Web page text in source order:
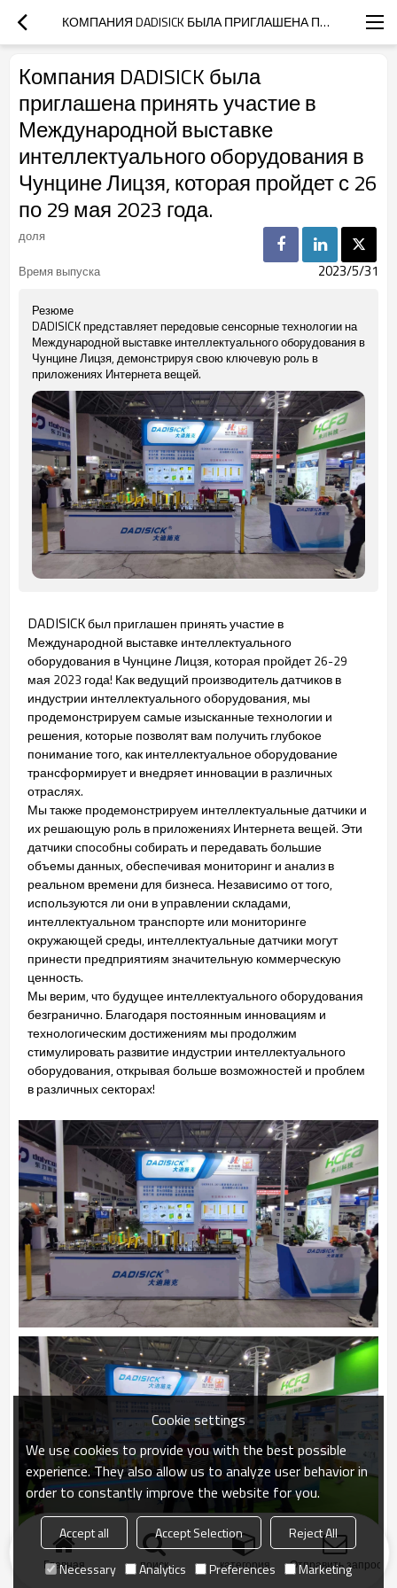
КОМПАНИЯ DADISICK БЫЛА ПРИГЛАШЕНА ПРИНЯТЬ УЧАСТИЕ В МЕЖДУНАРОДНОЙ ВЫСТАВКЕ ИНТЕЛЛЕКТУАЛЬНОГО ОБОРУДОВАНИЯ В ЧУНЦИНЕ ЛИЦЗЯ, КОТОРАЯ ПРОЙДЕТ С 26 ПО 29 МАЯ 2023 ГОДА.
Компания DADISICK была
приглашена принять участие в
Международной выставке
интеллектуального оборудования в
Чунцине Лицзя, которая пройдет с 26
по 29 мая 2023 года.
доля
Время выпуска
2023/5/31
Резюме
DADISICK представляет передовые сенсорные технологии на
Международной выставке интеллектуального оборудования в
Чунцине Лицзя, демонстрируя свою ключевую роль в
приложениях Интернета вещей.
DADISICKбыл приглашен принять участие в
Международной выставке интеллектуального
оборудования в Чунцине Лицзя, которая пройдет 26-29
мая 2023 года! Как ведущий производитель датчиков в
индустрии интеллектуального оборудования, мы
продемонстрируем самые изысканные технологии и
решения, которые позволят вам получить глубокое
понимание того, как интеллектуальное оборудование
трансформирует и внедряет инновации в различных
отраслях.
Мы также продемонстрируем интеллектуальные датчики и
их решающую роль в приложениях Интернета вещей. Эти
датчики способны собирать и передавать большие
объемы данных, обеспечивая мониторинг и анализ в
реальном времени для бизнеса. Независимо от того,
используются ли они в управлении складами,
интеллектуальном транспорте или мониторинге
окружающей среды, интеллектуальные датчики могут
принести предприятиям значительную коммерческую
ценность.
Мы верим, что будущее интеллектуального оборудования
безгранично. Благодаря постоянным инновациям и
технологическим достижениям мы продолжим
стимулировать развитие индустрии интеллектуального
оборудования, открывая больше возможностей и проблем
в различных секторах!
Главная поиск категория Отправить запрос
Cookie settings
We use cookies to provide you with the best possible
experience. They also allow us to analyze user behavior in
order to constantly improve the website for you.
Accept all Accept Selection
Reject All
Necessary
Analytics Preferences Marketing